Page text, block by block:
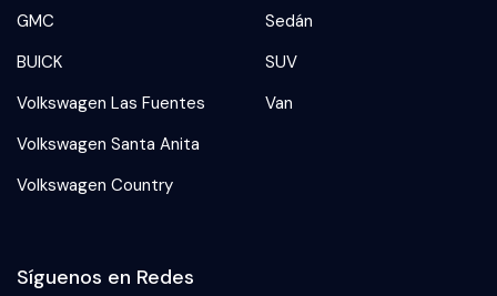
GMC
BUICK
Volkswagen Las Fuentes
Volkswagen Santa Anita
Volkswagen Country
Sedán
SUV
Van
Síguenos en Redes